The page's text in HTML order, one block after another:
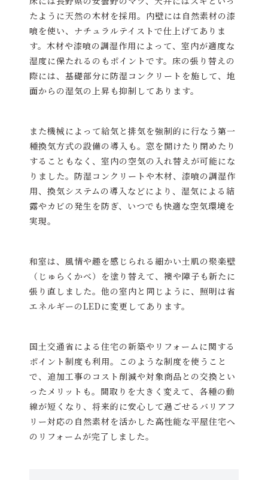
たように天然の木材を採用。内壁には自然素材の漆
喰を使い、ナチュラルテイストで仕上げてありま
す。木材や漆喰の調湿作用によって、室内が適度な
湿度に保たれるのもポイントです。床の張り替えの
際には、基礎部分に防湿コンクリートを施して、地
面からの湿気の上昇も抑制してあります。
また機械によって給気と排気を強制的に行なう第一
種換気方式の設備の導入も。窓を開けたり閉めたり
することもなく、室内の空気の入れ替えが可能にな
りました。防湿コンクリートや木材、漆喰の調湿作
用、換気システムの導入などにより、湿気による結
露やカビの発生を防ぎ、いつでも快適な空気環境を
実現。
和室は、風情や趣を感じられる細かい土肌の聚楽壁
（じゅらくかべ）を塗り替えて、襖や障子も新たに
張り直しました。他の室内と同じように、照明は省
エネルギーのLEDに変更してあります。
国土交通省による住宅の新築やリフォームに関する
ポイント制度も利用。このような制度を使うこと
で、追加工事のコスト削減や対象商品との交換とい
ったメリットも。間取りを大きく変えて、各種の動
線が短くなり、将来的に安心して過ごせるバリアフ
リー対応の自然素材を活かした高性能な平屋住宅へ
のリフォームが完了しました。